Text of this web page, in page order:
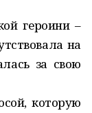
героини –
на
за свою
которую